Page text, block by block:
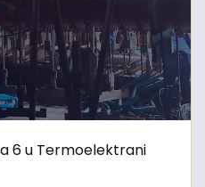
6 u Termoelektrani